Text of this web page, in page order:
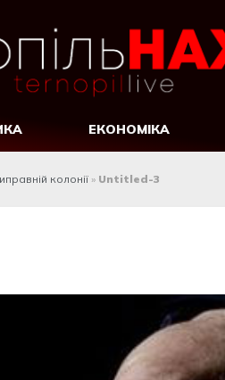
ЕКОНОМІКА
колонії » Untitled-3